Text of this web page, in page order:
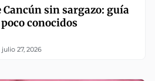
Cancún sin sargazo: guía
conocidos
julio 27, 2026